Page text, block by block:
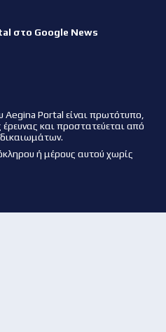
στο Google News
Aegina Portal είναι πρωτότυπο,
και προστατεύεται από
ή μέρους αυτού χωρίς